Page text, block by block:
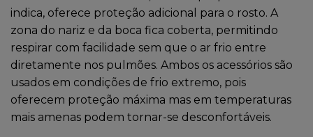
indica, oferece proteção adicional para o rosto. A
zona do nariz e da boca fica coberta, permitindo
respirar com facilidade sem que o ar frio entre
diretamente nos pulmões. Ambos os acessórios são
usados em condições de frio extremo, pois
oferecem proteção máxima mas em temperaturas
mais amenas podem tornar-se desconfortáveis.